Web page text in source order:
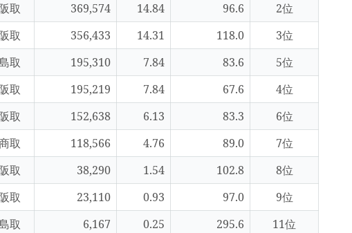
取 369,574 14.84 96.6 2位
取 356,433 14.31 118.0 3位
取 195,310 7.84 83.6 5位
取 195,219 7.84 67.6 4位
取 152,638 6.13 83.3 6位
取 118,566 4.76 89.0 7位
取 38,290 1.54 102.8 8位
取 23,110 0.93 97.0 9位
取 6,167 0.25 295.6 11位